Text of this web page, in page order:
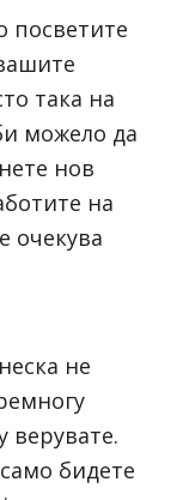
посветите
така на
можело да
нов
на
очекува
не
верувате.
бидете